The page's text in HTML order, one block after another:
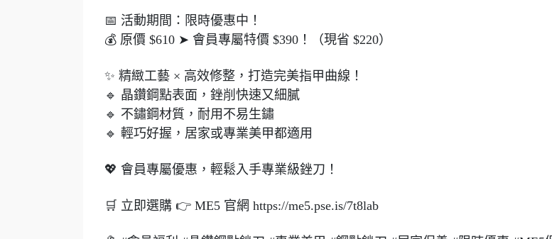
📅 活動期間：限時優惠中！
💰 原價 $610 ➤ 會員專屬特價 $390！（現省 $220）
✨ 精緻工藝 × 高效修整，打造完美指甲曲線！
🔹 晶鑽鋼點表面，銼削快速又細膩
🔹 不鏽鋼材質，耐用不易生鏽
🔹 輕巧好握，居家或專業美甲都適用
💖 會員專屬優惠，輕鬆入手專業級銼刀！
🛒 立即選購 👉 ME5 官網 https://me5.pse.is/7t8lab